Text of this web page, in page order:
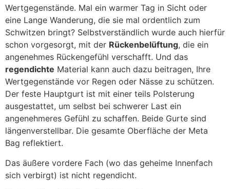
Wertgegenstände. Mal ein warmer Tag in Sicht oder
eine Lange Wanderung, die sie mal ordentlich zum
Schwitzen bringt? Selbstverständlich wurde auch hierfür
schon vorgesorgt, mit der Rückenbelüftung, die ein
angenehmes Rückengefühl verschafft. Und das
regendichte Material kann auch dazu beitragen, Ihre
Wertgegenstände vor Regen oder Nässe zu schützen.
Der feste Hauptgurt ist mit einer teils Polsterung
ausgestattet, um selbst bei schwerer Last ein
angenehmeres Gefühl zu schaffen. Beide Gurte sind
längenverstellbar. Die gesamte Oberfläche der Meta
Bag reflektiert.
Das äußere vordere Fach (wo das geheime Innenfach
sich verbirgt) ist nicht regendicht.